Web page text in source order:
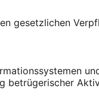
gesetzlichen
betrügerischer